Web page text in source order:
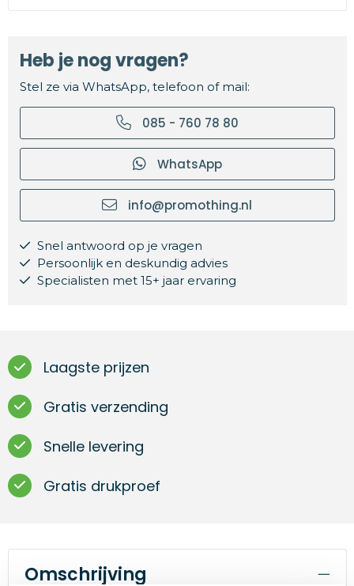
Heb je nog vragen?
Stel ze via WhatsApp, telefoon of mail:
085 - 760 78 80
WhatsApp
info@promothing.nl
Snel antwoord op je vragen
Persoonlijk en deskundig advies
Specialisten met 15+ jaar ervaring
Laagste prijzen
Gratis verzending
Snelle levering
Gratis drukproef
Omschrijving